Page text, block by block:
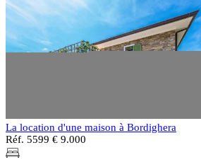
La location d'une maison à Bordighera
Réf. 5599 € 9.000